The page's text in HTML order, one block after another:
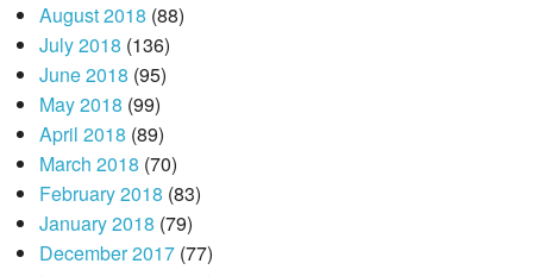
August 2018 (88)
July 2018 (136)
June 2018 (95)
May 2018 (99)
April 2018 (89)
March 2018 (70)
February 2018 (83)
January 2018 (79)
December 2017(77)